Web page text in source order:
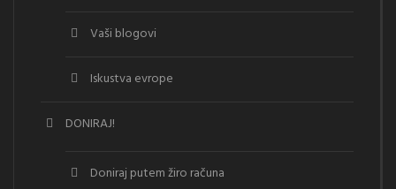
Vaši blogovi
Iskustva evrope
DONIRAJ!
Doniraj putem žiro računa